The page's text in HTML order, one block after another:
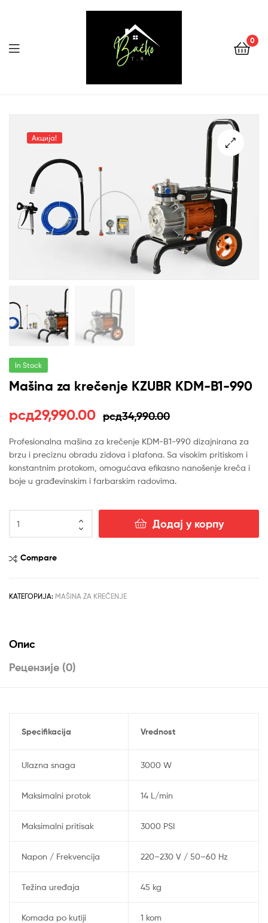
0
Menu
Акција!
In Stock
Mašina za krečenje KZUBR KDM-B1-990
рсд34,990.00
Оригинална
цена
је
била:
рсд34,990.00.
рсд29,990.00
Тренутна
цена
је:
рсд29,990.00.
Profesionalna mašina za krečenje KDM-B1-990 dizajnirana za
brzu i preciznu obradu zidova i plafona. Sa visokim pritiskom i
konstantnim protokom, omogućava efikasno nanošenje kreča i
boje u građevinskim i farbarskim radovima.
KZUBR
990
Додај у корпу
Compare
КАТЕГОРИЈА: MAŠINA ZA KREČENJE
Опис
Рецензије (0)
Specifikacija Vrednost
Ulazna snaga 3000 W
Maksimalni protok 14 L/min
Maksimalni pritisak 3000 PSI
Napon / Frekvencija 220–230 V / 50–60 Hz
Težina uređaja 45 kg
Komada po kutiji 1 kom